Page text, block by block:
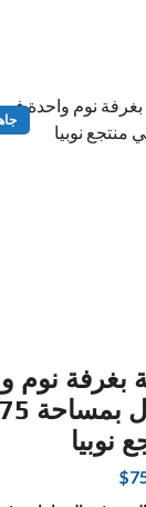
بغرفة نوم
نوبيا